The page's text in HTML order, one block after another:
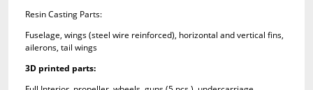
Resin Casting Parts:
Fuselage, wings (steel wire reinforced), horizontal and vertical fins,
ailerons, tail wings
3D printed parts: